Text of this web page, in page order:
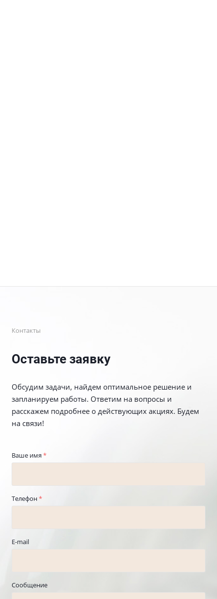
Контакты
Оставьте заявку
Обсудим задачи, найдем оптимальное решение и
запланируем работы. Ответим на вопросы и
расскажем подробнее о действующих акциях. Будем
на связи!
Ваше имя *
Телефон*
E-mail
Сообщение